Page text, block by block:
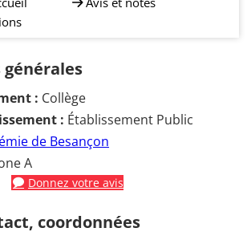
: Collège
: Établissement Public
de Besançon
A
Donnez votre avis
coordonnées